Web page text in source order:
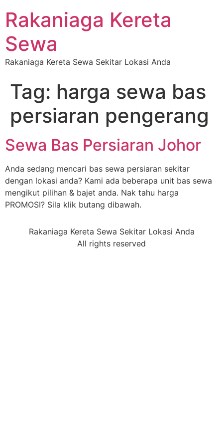
Rakaniaga Kereta
Sewa
Rakaniaga Kereta Sewa Sekitar Lokasi Anda
Tag: harga sewa bas
persiaran pengerang
Sewa Bas Persiaran Johor
Anda sedang mencari bas sewa persiaran sekitar
dengan lokasi anda? Kami ada beberapa unit bas sewa
mengikut pilihan & bajet anda. Nak tahu harga
PROMOSI? Sila klik butang dibawah.
Rakaniaga Kereta Sewa Sekitar Lokasi Anda
All rights reserved